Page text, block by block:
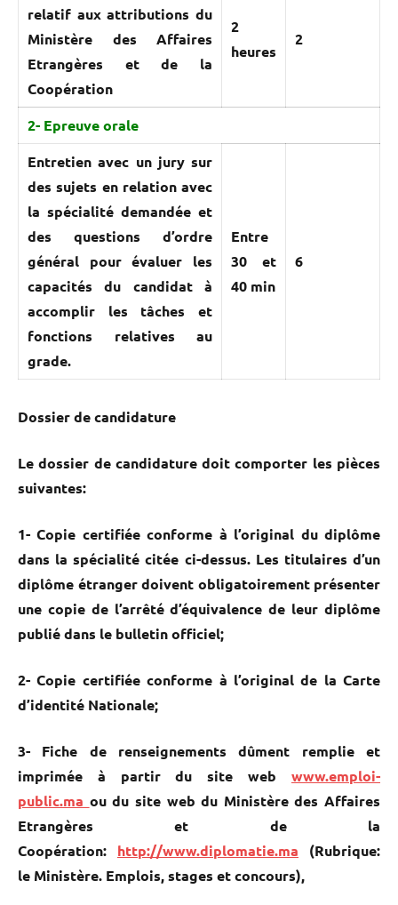
relatif aux attributions du
Ministère des Affaires
Etrangères et de la
Coopération
2
heures
2
2- Epreuve orale
Entretien avec un jury sur
des sujets en relation avec
la spécialité demandée et
des questions d’ordre
général pour évaluer les
capacités du candidat à
accomplir les tâches et
fonctions relatives au
grade.
Entre
30 et
40 min
6
Dossier de candidature
Le dossier de candidature doit comporter les pièces
suivantes:
1- Copie certifiée conforme à l’original du diplôme
dans la spécialité citée ci-dessus. Les titulaires d’un
diplôme étranger doivent obligatoirement présenter
une copie de l’arrêté d’équivalence de leur diplôme
publié dans le bulletin officiel;
2- Copie certifiée conforme à l’original de la Carte
d’identité Nationale;
3- Fiche de renseignements dûment remplie et
imprimée à partir du site web www.emploi-
public.ma ou du site web du Ministère des Affaires
Etrangères et de la
Coopération: http://www.diplomatie.ma (Rubrique:
le Ministère. Emplois, stages et concours),